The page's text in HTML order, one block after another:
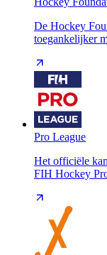
De Hockey
toegankelijker
Pro League
Het officiële
FIH Hockey